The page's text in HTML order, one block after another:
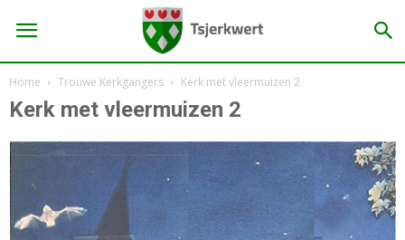
Home Trouwe Kerkgangers Kerk met vleermuizen 2
Kerk met vleermuizen 2